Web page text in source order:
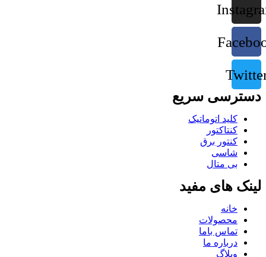
دسترسی سریع
کلید اتوماتیک
کنتاکتور
کنتور برق
شاسی
بی متال
لینک های مفید
خانه
محصولات
تماس باما
درباره ما
وبلاگ